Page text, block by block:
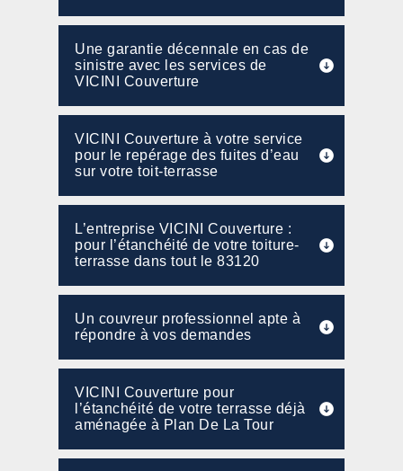
Une garantie décennale en cas de
sinistre avec les services de
VICINI Couverture
VICINI Couverture à votre service
pour le repérage des fuites d’eau
sur votre toit-terrasse
L’entreprise VICINI Couverture :
pour l’étanchéité de votre toiture-
terrasse dans tout le 83120
Un couvreur professionnel apte à
répondre à vos demandes
VICINI Couverture pour
l’étanchéité de votre terrasse déjà
aménagée à Plan De La Tour